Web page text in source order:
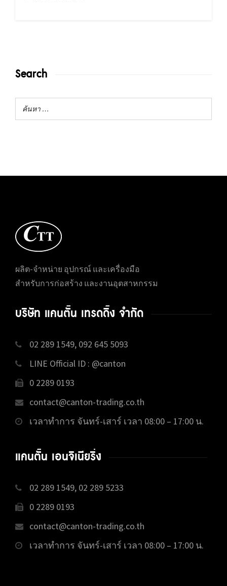
Search
ผลิต-จำหน่าย อุปกรณ์ และเครื่องมือ
สำหรับการก่อสร้าง และงานอุตสาหกรรม
บริษัท แคนตั้น เทรดดิ้ง จำกัด
02 289 1549, 092 645 5093
LINE Official ID : @canton
0 2289 0193
contact@canton-trading.co.th
เวลาทำการ จันทร์-เสาร์ เวลา 08:00 – 17:00 น.
แคนตั้น เอนจิเนียริ่ง
02 289 1549, 02 289 5233
0 2289 0193
contact@canton-trading.co.th
เวลาทำการ จันทร์-เสาร์ เวลา 08:00 – 17:00 น.